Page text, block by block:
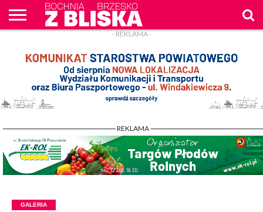
WPROST
REKLAM
- REKLAMA -
- REKLAMA -
GALERIA